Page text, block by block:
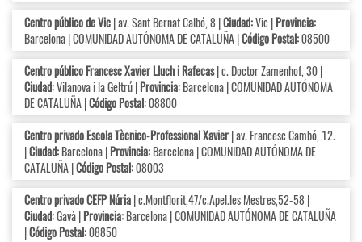
Centro público de Vic| av. Sant Bernat Calbó, 8 |Ciudad:Vic |Provincia:
Barcelona | COMUNIDAD AUTÓNOMA DE CATALUÑA |Código Postal:08500
Centro público Francesc Xavier Lluch i Rafecas| c. Doctor Zamenhof, 30 |
Ciudad:Vilanova i la Geltrú |Provincia:Barcelona | COMUNIDAD AUTÓNOMA
DE CATALUÑA |Código Postal:08800
Centro privado Escola Tècnico-Professional Xavier| av. Francesc Cambó, 12.
|Ciudad:Barcelona |Provincia:Barcelona | COMUNIDAD AUTÓNOMA DE
CATALUÑA |Código Postal:08003
Centro privado CEFP Núria| c.Montflorit,47/c.Apel.les Mestres,52-58 |
Ciudad:Gavà |Provincia:Barcelona | COMUNIDAD AUTÓNOMA DE CATALUÑA
|Código Postal:08850